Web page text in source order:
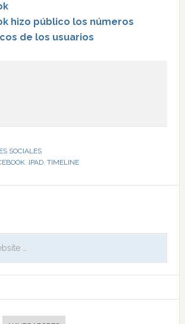
hizo público los números
de los usuarios
SOCIALES
, IPAD, TIMELINE